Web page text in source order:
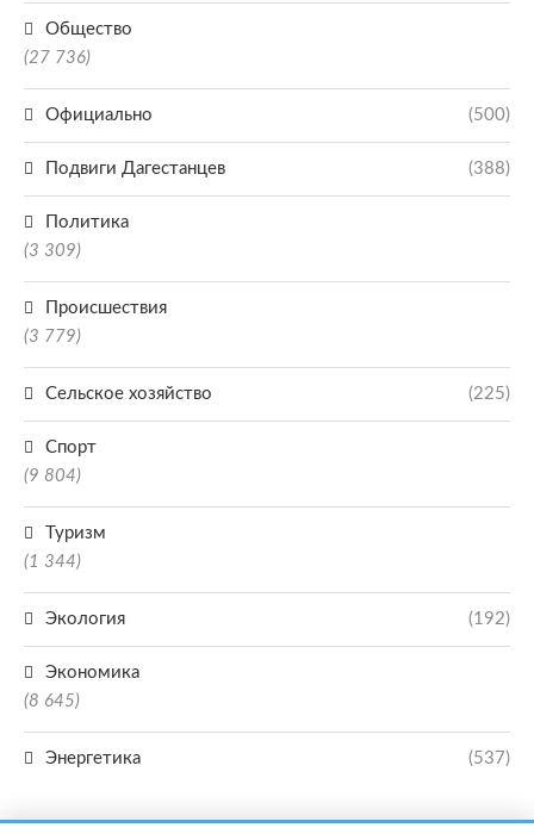
Общество
(27 736)
Официально (500)
Подвиги Дагестанцев (388)
Политика
(3 309)
Происшествия
(3 779)
Сельское хозяйство (225)
Спорт
(9 804)
Туризм
(1 344)
Экология (192)
Экономика
(8 645)
Энергетика (537)